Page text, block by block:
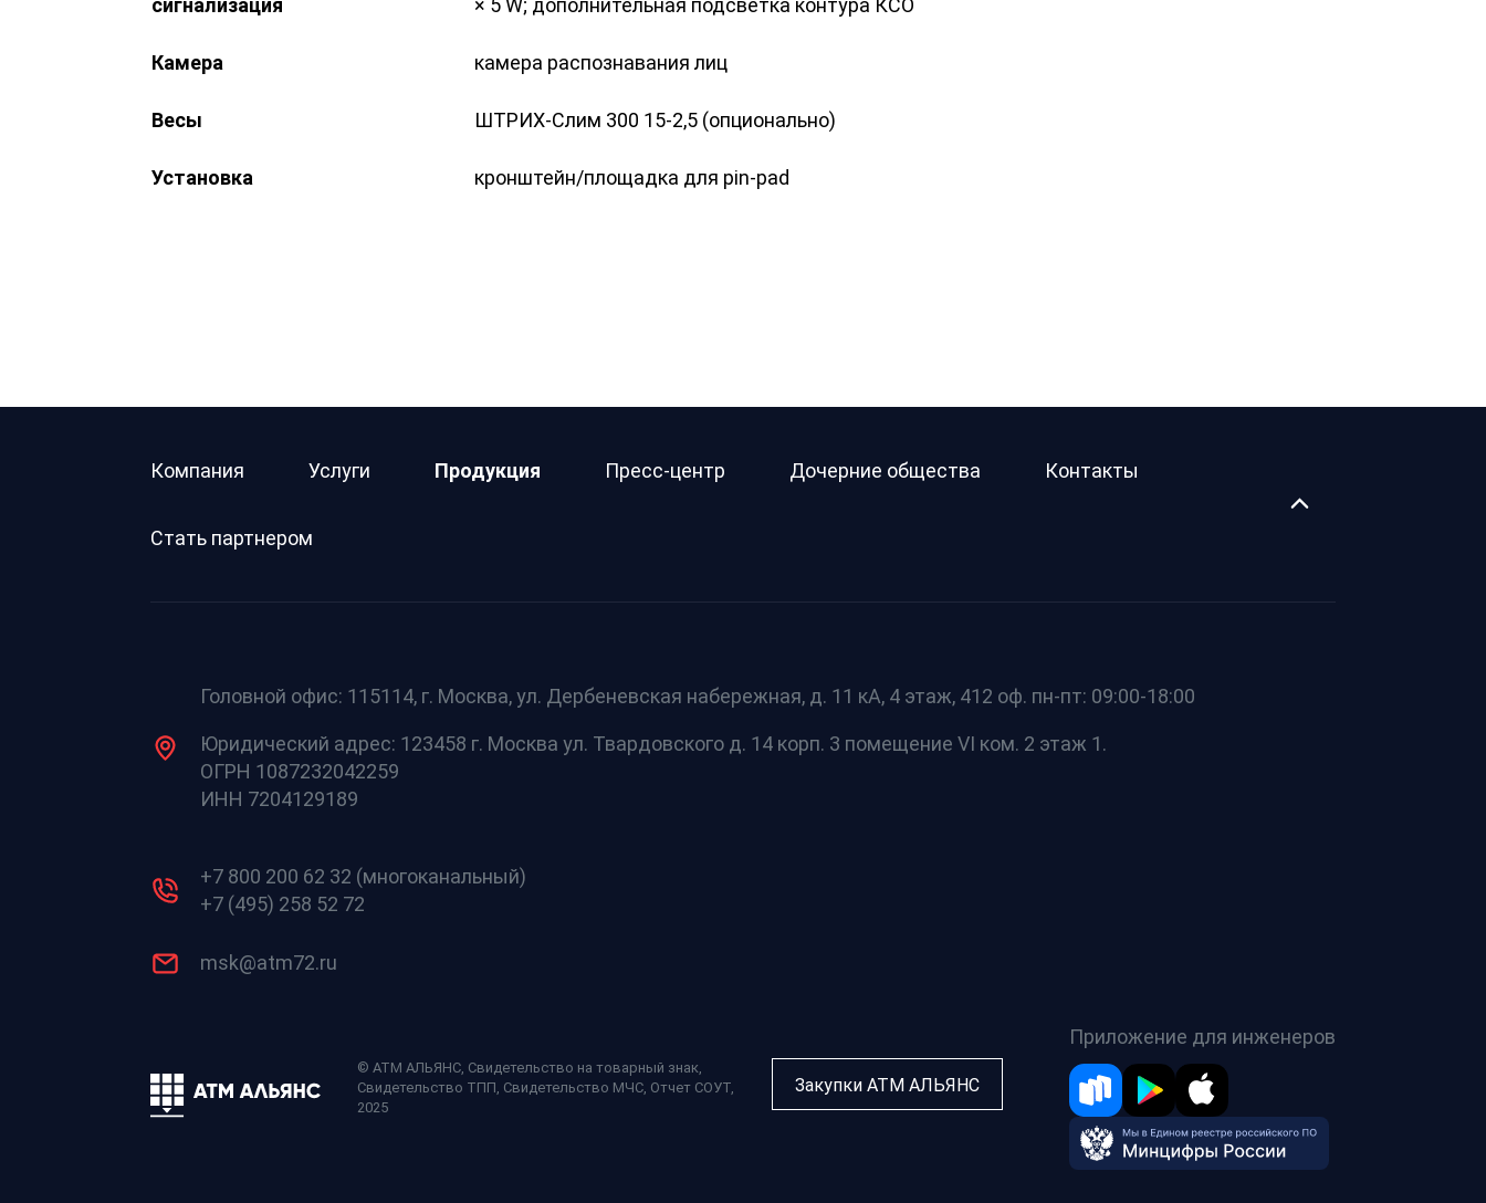
сигнализация
× 5 W; дополнительная подсветка контура КСО
Камера камера распознавания лиц
Весы ШТРИХ-Слим 300 15-2,5 (опционально)
Установка кронштейн/площадка для pin-pad
Компания Услуги Продукция Пресс-центр Дочерние общества Контакты
Стать партнером
Головной офис: 115114, г. Москва, ул. Дербеневская набережная, д. 11 кА, 4 этаж, 412 оф. пн-пт: 09:00-18:00
Юридический адрес: 123458 г. Москва ул. Твардовского д. 14 корп. 3 помещение VI ком. 2 этаж 1.
ОГРН 1087232042259
ИНН 7204129189
+7 800 200 62 32 (многоканальный)
+7 (495) 258 52 72
msk@atm72.ru
© АТМ АЛЬЯНС, Свидетельство на товарный знак
Свидетельство ТПП Свидетельство МЧС Отчет СОУТ
2025
Закупки АТМ АЛЬЯНС
Приложение для инженеров